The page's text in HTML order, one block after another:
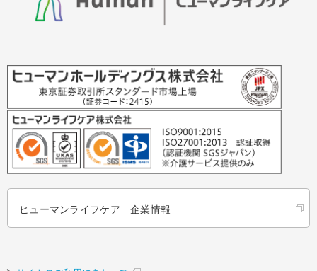
ヒューマンライフケア 企業情報